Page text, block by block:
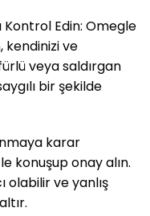
Kontrol Edin: Omegle
kendinizi ve
veya saldırgan
bir şekilde
karar
konuşup onay alın.
olabilir ve yanlış